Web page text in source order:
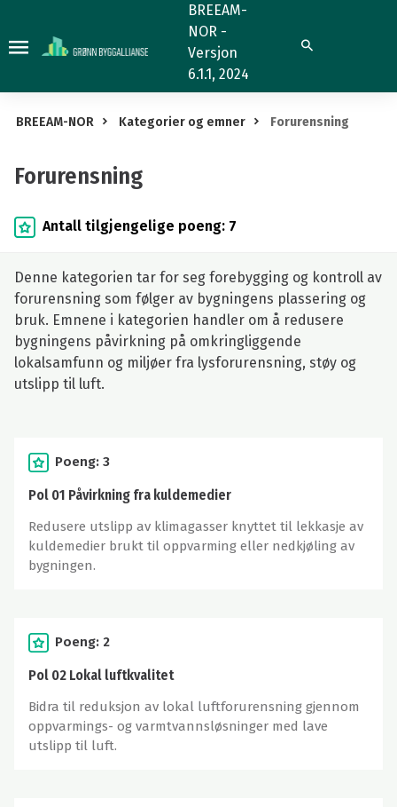
BREEAM-
NOR -
Versjon
6.1.1, 2024
Søk
BREEAM-NOR Kategorier og emner Forurensning
Forurensning
Antall tilgjengelige poeng: 7
Denne kategorien tar for seg forebygging og kontroll av
forurensning som følger av bygningens plassering og
bruk. Emnene i kategorien handler om å redusere
bygningens påvirkning på omkringliggende
lokalsamfunn og miljøer fra lysforurensning, støy og
utslipp til luft.
Poeng: 3
Pol 01 Påvirkning fra kuldemedier
Redusere utslipp av klimagasser knyttet til lekkasje av
kuldemedier brukt til oppvarming eller nedkjøling av
bygningen.
Poeng: 2
Pol 02 Lokal luftkvalitet
Bidra til reduksjon av lokal luftforurensning gjennom
oppvarmings- og varmtvannsløsninger med lave
utslipp til luft.